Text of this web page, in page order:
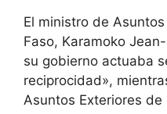
El ministro de
Faso, Karamoko
su gobierno actuaba
reciprocidad»,
Asuntos Exteriores